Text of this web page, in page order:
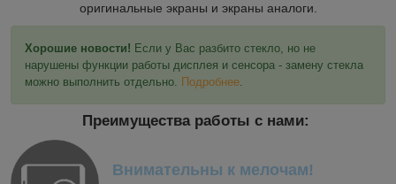
оригинальные экраны и экраны аналоги.
Хорошие новости! Если у Вас разбито стекло, но не
нарушены функции работы дисплея и сенсора - замену стекла
можно выполнить отдельно. Подробнее.
Преимущества работы с нами:
Внимательны к мелочам!